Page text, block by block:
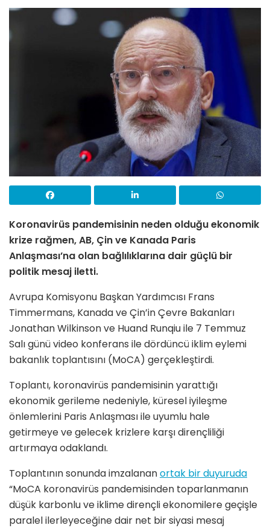
Koronavirüs pandemisinin neden olduğu ekonomik
krize rağmen, AB, Çin ve Kanada Paris
Anlaşması’na olan bağlılıklarına dair güçlü bir
politik mesaj iletti.
Avrupa Komisyonu Başkan Yardımcısı Frans
Timmermans, Kanada ve Çin’in Çevre Bakanları
Jonathan Wilkinson ve Huand Runqiu ile 7 Temmuz
Salı günü video konferans ile dördüncü iklim eylemi
bakanlık toplantısını (MoCA) gerçekleştirdi.
Toplantı, koronavirüs pandemisinin yarattığı
ekonomik gerileme nedeniyle, küresel iyileşme
önlemlerini Paris Anlaşması ile uyumlu hale
getirmeye ve gelecek krizlere karşı dirençliliği
artırmaya odaklandı.
Toplantının sonunda imzalananortak bir duyuruda
“MoCA koronavirüs pandemisinden toparlanmanın
düşük karbonlu ve iklime dirençli ekonomilere geçişle
paralel ilerleyeceğine dair net bir siyasi mesaj